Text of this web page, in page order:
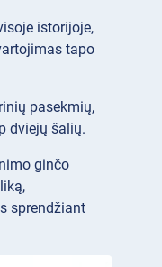
istorijoje,
tapo
pasekmių,
dviejų šalių.
ginčo
sprendžiant